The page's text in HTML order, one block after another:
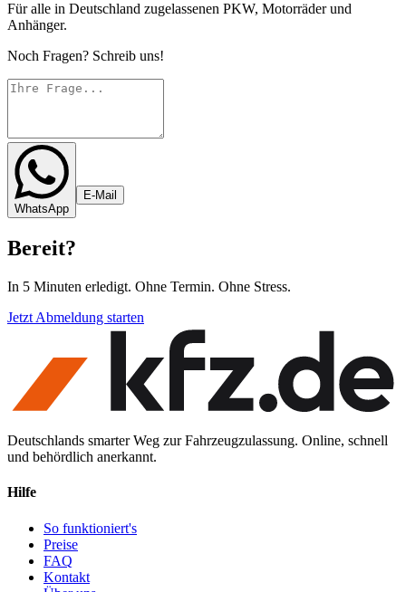
Für alle in Deutschland zugelassenen PKW, Motorräder und
Anhänger.
Noch Fragen? Schreib uns!
WhatsApp
E-Mail
Bereit?
In 5 Minuten erledigt. Ohne Termin. Ohne Stress.
Jetzt Abmeldung starten
Deutschlands smarter Weg zur Fahrzeugzulassung. Online, schnell
und behördlich anerkannt.
Hilfe
So funktioniert's
Preise
FAQ
Kontakt